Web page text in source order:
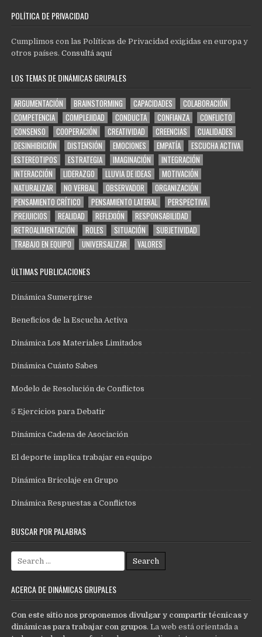
POLÍTICA DE PRIVACIDAD
Cumplimos con las Políticas de Privacidad exigidas en europa y
otros países.Consultá aquí
LOS TEMAS DE DINÁMICAS GRUPALES
ARGUMENTACIÓN BRAINSTORMING CAPACIDADES
COLABORACIÓN
COMPETENCIA
COMPLEJIDAD CONDUCTA CONFIANZA
CONFLICTO
CONSENSO
COOPERACIÓN CREATIVIDAD CREENCIAS
CUALIDADES
DESINHIBICIÓN
DISTENSIÓN EMOCIONES EMPATÍA
ESCUCHA ACTIVA
ESTEREOTIPOS
ESTRATEGIA IMAGINACIÓN
INTEGRACIÓN
INTERACCIÓN
LIDERAZGO LLUVIA DE IDEAS
MOTIVACIÓN
NATURALIZAR
NO VERBAL OBSERVADOR
ORGANIZACIÓN
PENSAMIENTO CRÍTICO
PENSAMIENTO LATERAL
PERSPECTIVA
PREJUICIOS
REALIDAD REFLEXIÓN
RESPONSABILIDAD
RETROALIMENTACIÓN
ROLES SITUACIÓN
SUBJETIVIDAD
TRABAJO EN EQUIPO
UNIVERSALIZAR VALORES
ÚLTIMAS PUBLICACIONES
Dinámica Sumergirse
Beneficios de la Escucha Activa
Dinámica Los Materiales Limitados
Dinámica Cuánto Sabes
Modelo de Resolución de Conflictos
5 Ejercicios para Debatir
Dinámica Cadena de Asociación
El deporte implica trabajar en equipo
Dinámica Bricolaje en Grupo
Dinámica Respuestas a Conflictos
BUSCAR POR PALABRAS
Search
for:
ACERCA DE DINÁMICAS GRUPALES
Con este sitio nos proponemos divulgar y compartir técnicas y
dinámicas para trabajar con grupos. La web está orientada a